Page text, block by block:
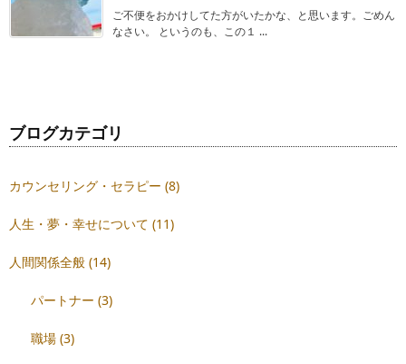
ご不便をおかけしてた方がいたかな、と思います。ごめん
なさい。 というのも、この１ ...
ブログカテゴリ
カウンセリング・セラピー (8)
人生・夢・幸せについて (11)
人間関係全般 (14)
パートナー(3)
職場(3)